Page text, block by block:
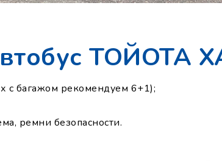
ТОЙОТА
с багажом рекомендуем 6+1);
ремни безопасности.